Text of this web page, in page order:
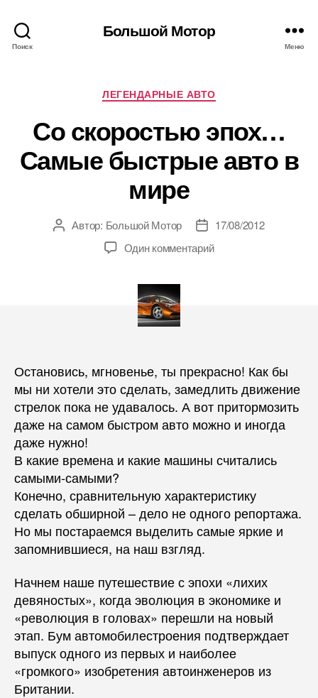
Поиск
Большой Мотор
Меню
Рубрики
ЛЕГЕНДАРНЫЕ АВТО
Со скоростью эпох…
Самые быстрые авто в
мире
АвторАвтор: Большой Мотор
Дата
записи
17/08/2012
Один комментарий
Остановись, мгновенье, ты прекрасно! Как бы
мы ни хотели это сделать, замедлить движение
стрелок пока не удавалось. А вот притормозить
даже на самом быстром авто можно и иногда
даже нужно!
В какие времена и какие машины считались
самыми-самыми?
Конечно, сравнительную характеристику
сделать обширной – дело не одного репортажа.
Но мы постараемся выделить самые яркие и
запомнившиеся, на наш взгляд.
Начнем наше путешествие с эпохи «лихих
девяностых», когда эволюция в экономике и
«революция в головах» перешли на новый
этап. Бум автомобилестроения подтверждает
выпуск одного из первых и наиболее
«громкого» изобретения автоинженеров из
Британии.